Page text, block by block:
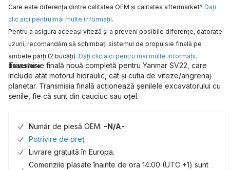
Care este diferența dintre calitatea OEM și calitatea aftermarket? Daţi
clic aici pentru mai multe informaţii.
Pentru a asigura aceeaşi viteză şi a preveni posibile diferenţe, datorate
uzurii, recomandăm să schimbaţi sistemul de propulsie finală pe
ambele părţi (2 bucăţi). Daţi clic aici pentru mai multe informaţii.
Descriere
Transmisie finală nouă completă pentru Yanmar SV22, care
include atât motorul hidraulic, cât și cutia de viteze/angrenaj
planetar. Transmisia finală acționează șenilele excavatorului cu
șenile, fie că sunt din cauciuc sau oțel.
Număr de piesă OEM: -N/A-
Potrivire de preț
Livrare gratuită în Europa.
Comenzile plasate înainte de ora 14:00 (UTC +1) sunt